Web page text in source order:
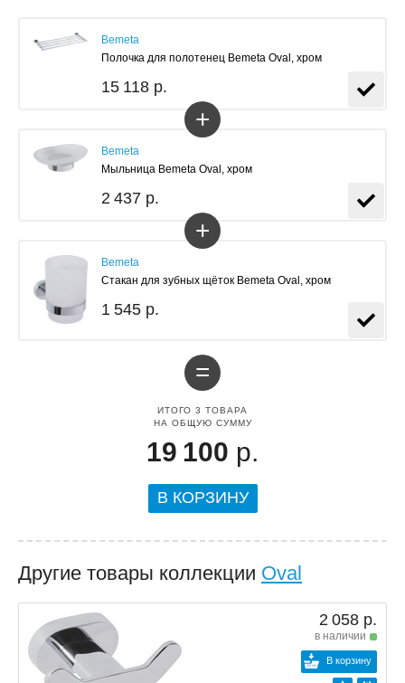
Bemeta
Полочка для полотенец Bemeta Oval, хром
15 118 р.
+
Bemeta
Мыльница Bemeta Oval, хром
2 437 р.
+
Bemeta
Стакан для зубных щёток Bemeta Oval, хром
1 545 р.
=
ИТОГО 3 ТОВАРА
НА ОБЩУЮ СУММУ
19 100 р.
В КОРЗИНУ
Другие товары коллекции Oval
2 058 р.
в наличии
В корзину